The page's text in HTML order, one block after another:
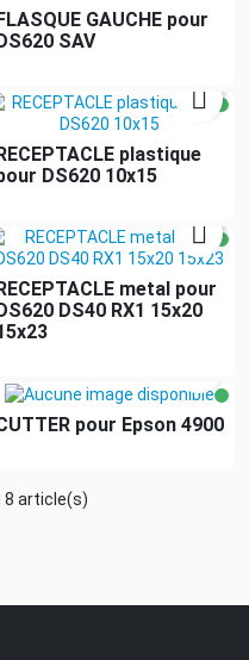
GAUCHE pour
SAV

plastique
DS620 10x15

metal pour
DS40 RX1 15x20
pour Epson 4900
8 article(s)